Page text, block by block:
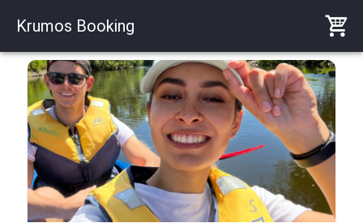
Krumos Booking